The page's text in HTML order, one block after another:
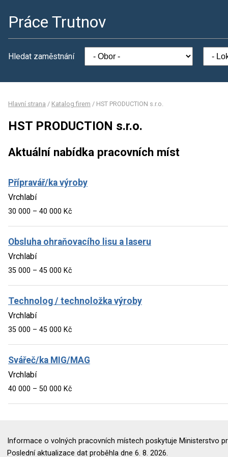
Práce Trutnov
Hledat zaměstnání
Hlavní strana / Katalog firem / HST PRODUCTION s.r.o.
HST PRODUCTION s.r.o.
Aktuální nabídka pracovních míst
Přípravář/ka výroby
Vrchlabí
30 000 – 40 000 Kč
Obsluha ohraňovacího lisu a laseru
Vrchlabí
35 000 – 45 000 Kč
Technolog / technoložka výroby
Vrchlabí
35 000 – 45 000 Kč
Svářeč/ka MIG/MAG
Vrchlabí
40 000 – 50 000 Kč
Informace o volných pracovních místech poskytuje Ministerstvo
Poslední aktualizace dat proběhla dne 6. 8. 2026.